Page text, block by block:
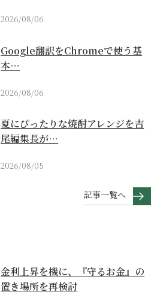
2026/08/06
Google翻訳をChromeで使う基
本…
2026/08/06
夏にぴったりな焼酎アレンジを吉
尾編集長が…
2026/08/05
記事一覧へ
金利上昇を機に、『守るお金』の
置き場所を再検討